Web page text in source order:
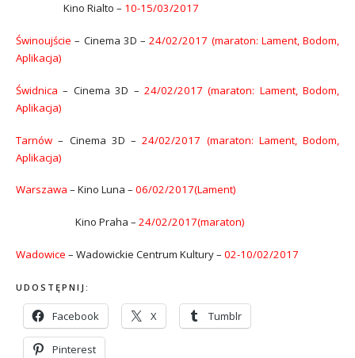
Kino Rialto – 10-15/03/2017
Świnoujście – Cinema 3D –24/02/2017 (maraton: Lament, Bodom,
Aplikacja)
Świdnica – Cinema 3D – 24/02/2017 (maraton: Lament, Bodom,
Aplikacja)
Tarnów – Cinema 3D –24/02/2017 (maraton: Lament, Bodom,
Aplikacja)
Warszawa – Kino Luna – 06/02/2017(Lament)
Kino Praha – 24/02/2017(maraton)
Wadowice – Wadowickie Centrum Kultury – 02-10/02/2017
UDOSTĘPNIJ:
Facebook X Tumblr
Pinterest